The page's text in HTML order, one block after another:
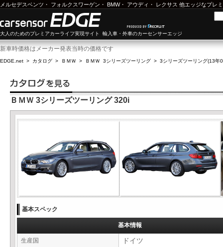
メルセデスベンツ ・ フォルクスワーゲン ・ BMW・ アウディ ・ レクサス 他エッジなプレ
大人のためのプレミアカーライフ実現サイト 輸入車・外車のカーセンサーエッジ
新車時価格はメーカー発表当時の価格です
EDGE.net > カタログ > ＢＭＷ > ＢＭＷ 3シリーズツーリング > 3シリーズツーリング(13年
ＢＭＷ 3シリーズツーリング 320i
基本スペック
基本情報
生産国 ドイツ